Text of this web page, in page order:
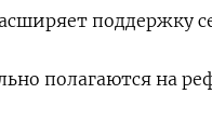
поддержку
полагаются на